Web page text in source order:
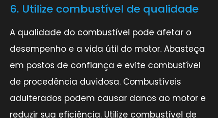
6. Utilize combustível de qualidade
A qualidade do combustível pode afetar o
desempenho e a vida útil do motor. Abasteça
em postos de confiança e evite combustível
de procedência duvidosa. Combustíveis
adulterados podem causar danos ao motor e
reduzir sua eficiência. Utilize combustível de